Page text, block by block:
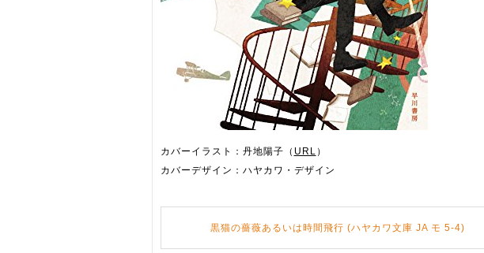
カバーイラスト：丹地陽子（ URL ）
カバーデザイン：ハヤカワ・デザイン
黒猫の薔薇あるいは時間飛行 (ハヤカワ文庫 JA モ 5-4)